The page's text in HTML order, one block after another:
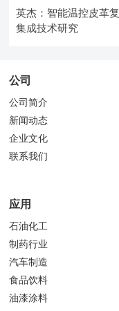
英杰：智能温控皮革
集成技术研究
公司
公司简介
新闻动态
企业文化
联系我们
应用
石油化工
制药行业
汽车制造
食品饮料
油漆涂料